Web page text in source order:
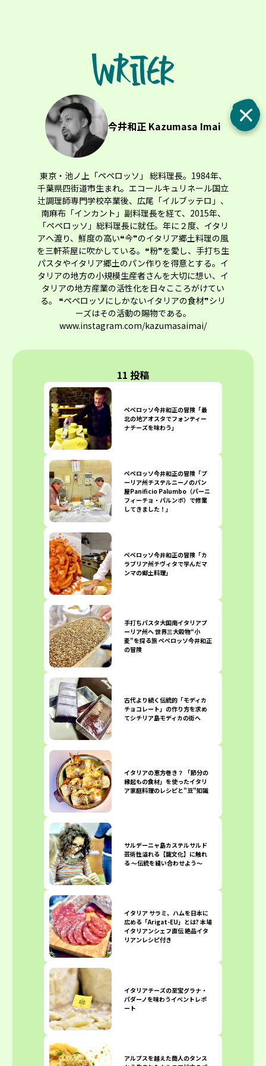
今井和正 Kazumasa Imai
東京・池ノ上「ペペロッソ」 総料理長。1984年、
千葉県四街道市生まれ。エコールキュリネール国立
辻調理師専門学校卒業後、広尾「イルブッテロ」、
南麻布「インカント」副料理長を経て、2015年、
「ペペロッソ」総料理長に就任。年に２度、イタリ
アへ渡り、鮮度の高い❝今❞のイタリア郷土料理の風
を三軒茶屋に吹かしている。❝粉❞を愛し、手打ち生
パスタやイタリア郷土のパン作りを得意とする。イ
タリアの地方の小規模生産者さんを大切に想い、イ
タリアの地方産業の活性化を日々こころがけてい
る。 ❝ペペロッソにしかないイタリアの食材❞シリ
ーズはその活動の賜物である。
www.instagram.com/kazumasaimai/
11 投稿
ペペロッソ今井和正の冒険「最
北の地アオスタでフォンティー
ナチーズを味わう」
ペペロッソ今井和正の冒険「プ
ーリア州チステルニーノのパン
屋Panificio Palumbo（パーニ
フィーチョ・パルンボ）で修業
してきました！」
ペペロッソ今井和正の冒険「カ
ラブリア州チヴィタで学んだマ
ンマの郷土料理」
手打ちパスタ大国南イタリアプ
ーリア州へ 世界三大穀物“小
麦"を探る旅 ペペロッソ今井和正
の冒険
古代より続く伝統的「モディカ
チョコレート」の作り方を求め
てシチリア島モディカの街へ
イタリアの恵方巻き？ 「節分の
縁起もの食材」を使ったイタリ
ア家庭料理のレシピと"豆"知識
サルデーニャ島カステルサルド
芸術性溢れる【籠文化】に触れ
る 〜伝統を縫い合わせよう〜
イタリア サラミ、ハムを日本に
広める「Arigat-EU」とは? 本場
イタリアンシェフ直伝 絶品イタ
リアンレシピ付き
イタリアチーズの至宝グラナ・
パダーノを味わうイベントレポ
ート
アルプスを越えた商人のタンス